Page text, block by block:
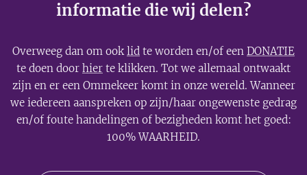
informatie die wij delen?
Overweeg dan om ooklid te worden en/of een DONATIE
te doen door hier te klikken. Tot we allemaal ontwaakt
zijn en er een Ommekeer komt in onze wereld. Wanneer
we iedereen aanspreken op zijn/haar ongewenste gedrag
en/of foute handelingen of bezigheden komt het goed:
100% WAARHEID.